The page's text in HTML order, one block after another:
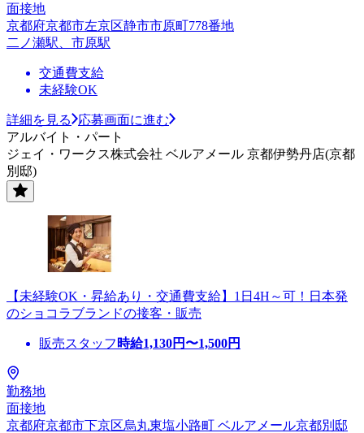
面接地
京都府京都市左京区静市市原町778番地
二ノ瀬駅、市原駅
交通費支給
未経験OK
詳細を見る
応募画面に進む
アルバイト・パート
ジェイ・ワークス株式会社 ベルアメール 京都伊勢丹店(京都
別邸)
【未経験OK・昇給あり・交通費支給】1日4H～可！日本発
のショコラブランドの接客・販売
販売スタッフ 時給1,130円〜1,500円
勤務地
面接地
京都府京都市下京区烏丸東塩小路町 ベルアメール京都別邸